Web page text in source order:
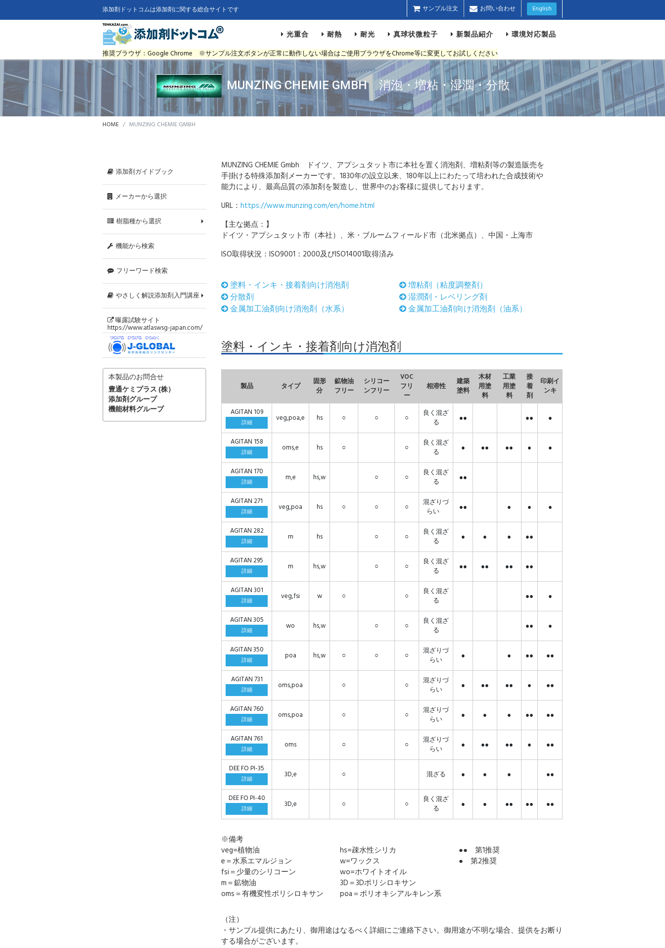
添加剤ドットコムは添加剤に関する総合サイトです サンプル注文 お問い合わせ English
光重合 耐熱 耐光 真球状微粒子 新製品紹介 環境対応製品
推奨ブラウザ：Google Chrome ※サンプル注文ボタンが正常に動作しない場合はご使用ブラウザをChrome等に変更してお試しください
MUNZING CHEMIE GMBH 消泡・増粘・湿潤・分散
HOME MUNZING CHEMIE GMBH
添加剤ガイドブック
メーカーから選択
樹脂種から選択
エラストマー等
機能から検索
フリーワード検索
やさしく解説添加剤入門講座
曝露試験サイト
https://www.atlaswsg-japan.com/
本製品のお問合せ
豊通ケミプラス (株）
添加剤グループ
機能材料グループ
MUNZING CHEMIE Gmbh ドイツ、アプシュタット市に本社を置く消泡剤、増粘剤等の製造販売を
手掛ける特殊添加剤メーカーです。1830年の設立以来、180年以上にわたって培われた合成技術や
能力により、最高品質の添加剤を製造し、世界中のお客様に提供しております。
URL： https://www.munzing.com/en/home.html
【主な拠点：】
ドイツ・アプシュタット市（本社）、米・ブルームフィールド市（北米拠点）、中国・上海市
ISO取得状況：ISO9001：2000及びISO14001取得済み
塗料・インキ・接着剤向け消泡剤
増粘剤（粘度調整剤）
分散剤
湿潤剤・レベリング剤
金属加工油剤向け消泡剤（水系）
金属加工油剤向け消泡剤（油系）
塗料・インキ・接着剤向け消泡剤
製品 タイプ
固形
分
鉱物油
フリー
シリコー
ンフリー
VOC
フリ
ー
相溶性
建築
塗料
木材
用塗
料
工業
用塗
料
接
着
剤
印刷イ
ンキ
AGITAN 109
詳細 veg,poa,e hs ○ ○ ○
良く混ざ
る
●● ●● ●
AGITAN 158
詳細 oms,e hs ○ ○
良く混ざ
る
● ●● ●● ● ●
AGITAN 170
詳細 m,e hs,w ○ ○
良く混ざ
る
●●
AGITAN 271
詳細 veg,poa hs ○ ○ ○
混ざりづ
らい
●● ● ● ●
AGITAN 282
詳細 m hs ○ ○
良く混ざ
る
● ● ● ●●
AGITAN 295
詳細 m hs,w ○ ○
良く混ざ
る
●● ●● ●● ●●
AGITAN 301
詳細 veg,fsi w ○ ○
良く混ざ
る
●● ●
AGITAN 305
詳細 wo hs,w ○ ○
良く混ざ
る
●● ●
AGITAN 350
詳細 poa hs,w ○ ○ ○
混ざりづ
らい
● ● ●● ●●
AGITAN 731
詳細 oms,poa ○ ○
混ざりづ
らい
● ●● ●● ● ●●
AGITAN 760
詳細 oms,poa ○ ○
混ざりづ
らい
● ● ● ●● ●●
AGITAN 761
詳細 oms ○ ○
混ざりづ
らい
● ●● ●● ● ●●
DEE FO PI-35
詳細 3D,e ○ 混ざる ● ● ● ●●
DEE FO PI-40
詳細 3D,e ○ ○
良く混ざ
る
● ● ●● ●● ●●
※備考
veg=植物油
e＝水系エマルジョン
fsi＝少量のシリコーン
m＝鉱物油
oms＝有機変性ポリシロキサン
hs=疎水性シリカ
w=ワックス
wo=ホワイトオイル
3D＝3Dポリシロキサン
poa＝ポリオキシアルキレン系
●● 第1推奨
● 第2推奨
（注）
・サンプル提供にあたり、御用途はなるべく詳細にご連絡下さい。御用途が不明な場合、提供をお断り
する場合がございます。